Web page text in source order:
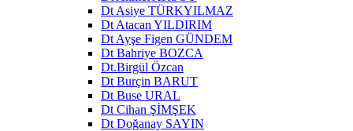
Dt Asiye TÜRKYILMAZ
Dt Atacan YILDIRIM
Dt Ayşe Figen GÜNDEM
Dt Bahriye BOZCA
Dt.Birgül Özcan
Dt Burçin BARUT
Dt Buse URAL
Dt Cihan ŞİMŞEK
Dt Doğanay SAYIN